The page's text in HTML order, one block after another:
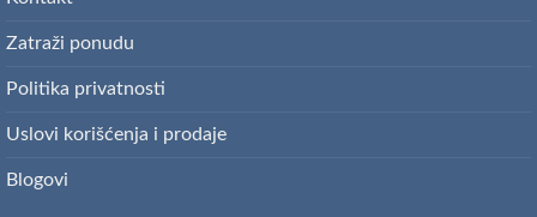
Zatraži ponudu
Politika privatnosti
Uslovi korišćenja i prodaje
Blogovi